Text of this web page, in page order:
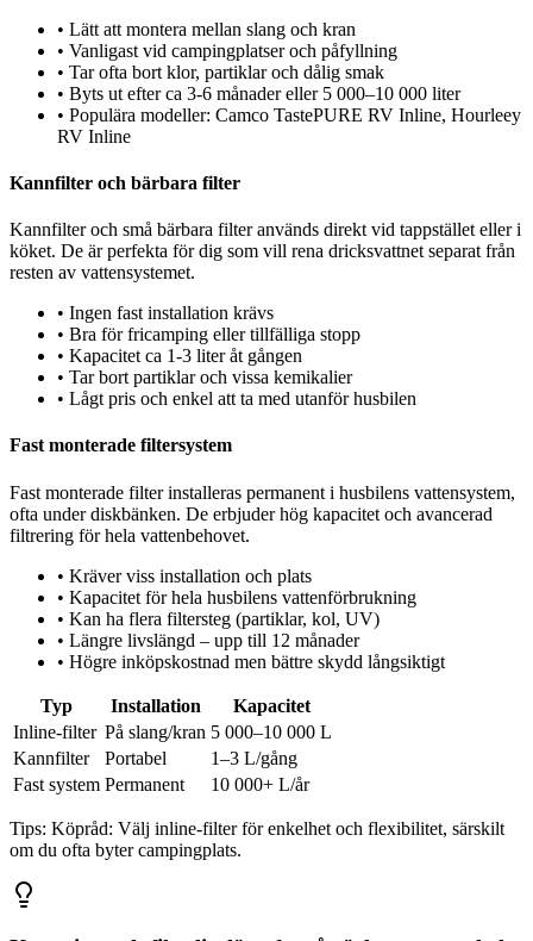
• Lätt att montera mellan slang och kran
• Vanligast vid campingplatser och påfyllning
• Tar ofta bort klor, partiklar och dålig smak
• Byts ut efter ca 3-6 månader eller 5 000–10 000 liter
• Populära modeller: Camco TastePURE RV Inline, Hourleey
RV Inline
Kannfilter och bärbara filter
Kannfilter och små bärbara filter används direkt vid tappstället eller i
köket. De är perfekta för dig som vill rena dricksvattnet separat från
resten av vattensystemet.
• Ingen fast installation krävs
• Bra för fricamping eller tillfälliga stopp
• Kapacitet ca 1-3 liter åt gången
• Tar bort partiklar och vissa kemikalier
• Lågt pris och enkel att ta med utanför husbilen
Fast monterade filtersystem
Fast monterade filter installeras permanent i husbilens vattensystem,
ofta under diskbänken. De erbjuder hög kapacitet och avancerad
filtrering för hela vattenbehovet.
• Kräver viss installation och plats
• Kapacitet för hela husbilens vattenförbrukning
• Kan ha flera filtersteg (partiklar, kol, UV)
• Längre livslängd – upp till 12 månader
• Högre inköpskostnad men bättre skydd långsiktigt
Typ Installation
Kapacitet
Inline-filter På slang/kran 5 000–10 000 L
Kannfilter
Portabel
1–3 L/gång
Fast system Permanent 10 000+ L/år
Tips: Köpråd: Välj inline-filter för enkelhet och flexibilitet, särskilt
om du ofta byter campingplats.